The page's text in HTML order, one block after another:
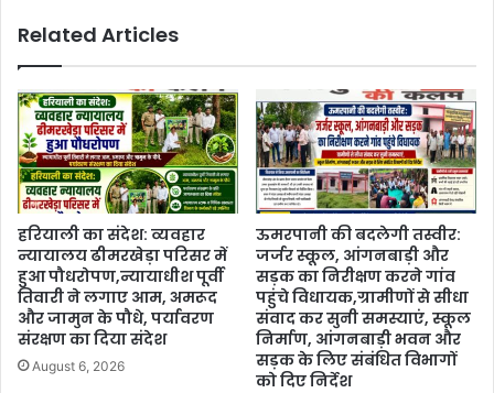
Related Articles
हरियाली का संदेश: व्यवहार
न्यायालय ढीमरखेड़ा परिसर में
हुआ पौधरोपण,न्यायाधीश पूर्वी
तिवारी ने लगाए आम, अमरूद
और जामुन के पौधे, पर्यावरण
संरक्षण का दिया संदेश
August 6, 2026
ऊमरपानी की बदलेगी तस्वीर:
जर्जर स्कूल, आंगनबाड़ी और
सड़क का निरीक्षण करने गांव
पहुंचे विधायक,ग्रामीणों से सीधा
संवाद कर सुनी समस्याएं, स्कूल
निर्माण, आंगनबाड़ी भवन और
सड़क के लिए संबंधित विभागों
को दिए निर्देश